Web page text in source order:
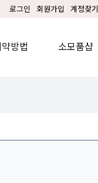
로그인 회원가입 계정찾기
방법 소모품샵